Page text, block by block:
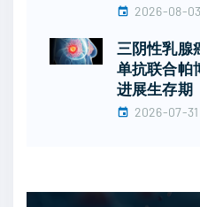
2026-08-03
三阴性乳腺
单抗联合帕
进展生存期
2026-07-31